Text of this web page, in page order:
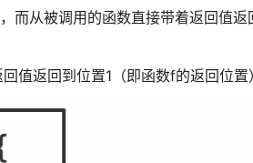
而从被调用的函数直接带着返回值
值返回到位置1（即函数f的返回位置）